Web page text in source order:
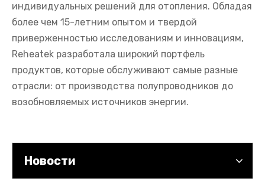
индивидуальных решений для отопления. Обладая
более чем 15-летним опытом и твердой
приверженностью исследованиям и инновациям,
Reheatek разработала широкий портфель
продуктов, которые обслуживают самые разные
отрасли: от производства полупроводников до
возобновляемых источников энергии.
Новости